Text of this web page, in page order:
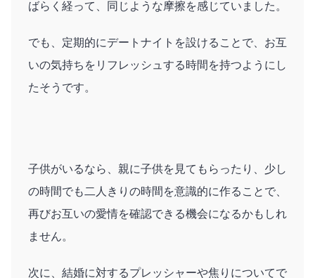
ばらく経って、同じような摩擦を感じていました。
でも、定期的にデートナイトを設けることで、お互
いの気持ちをリフレッシュする時間を持つようにし
たそうです。
子供がいるなら、親に子供を見てもらったり、少し
の時間でも二人きりの時間を意識的に作ることで、
再びお互いの愛情を確認できる機会になるかもしれ
ません。
次に、結婚に対するプレッシャーや焦りについてで